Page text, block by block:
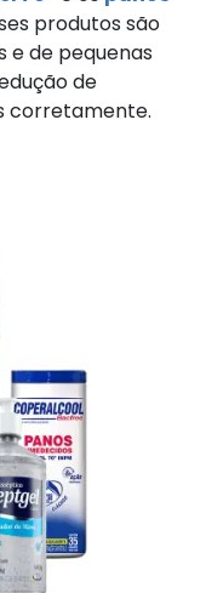
produtos são
e de pequenas
de
corretamente.